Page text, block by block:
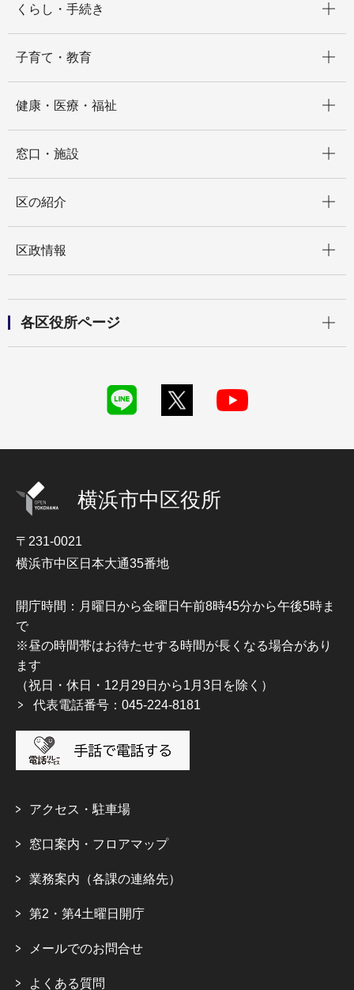
くらし・手続き
子育て・教育
健康・医療・福祉
窓口・施設
区の紹介
区政情報
各区役所ページ
横浜市中区役所
〒231-0021
横浜市中区日本大通35番地
開庁時間：月曜日から金曜日午前8時45分から午後5時ま
で
※昼の時間帯はお待たせする時間が長くなる場合があり
ます
（祝日・休日・12月29日から1月3日を除く）
代表電話番号：045-224-8181
アクセス・駐車場
窓口案内・フロアマップ
業務案内（各課の連絡先）
第2・第4土曜日開庁
メールでのお問合せ
よくある質問